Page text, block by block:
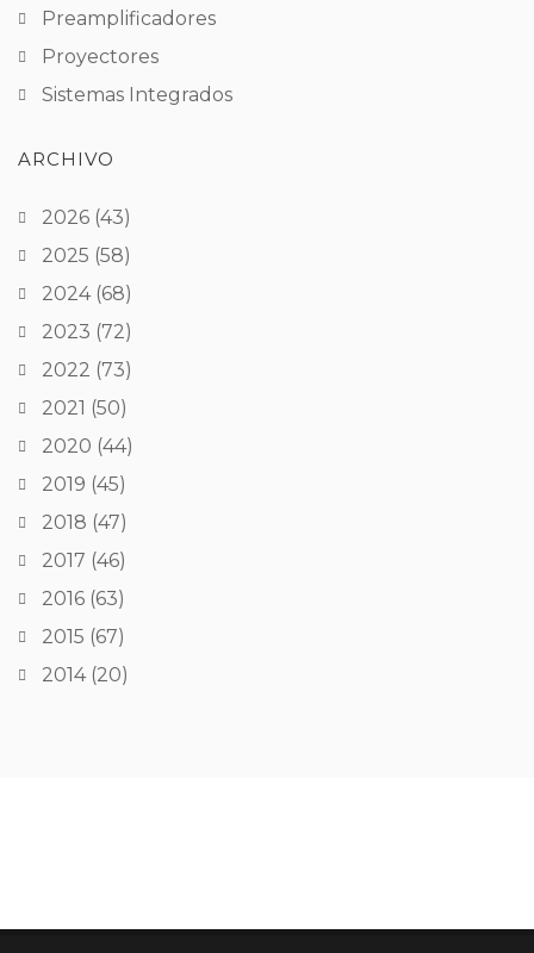
Preamplificadores
Proyectores
Sistemas Integrados
ARCHIVO
2026 (43)
2025 (58)
2024(68)
2023 (72)
2022 (73)
2021 (50)
2020 (44)
2019 (45)
2018 (47)
2017 (46)
2016 (63)
2015 (67)
2014(20)